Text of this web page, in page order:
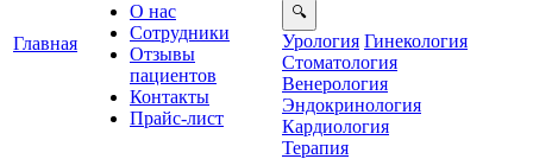
Главная
О нас
Сотрудники
Отзывы
ациенто
Контакты
Прайс-лист
Урология Гинекология
Стоматология
енерология
Эндокринология
Кардиология
Терапия